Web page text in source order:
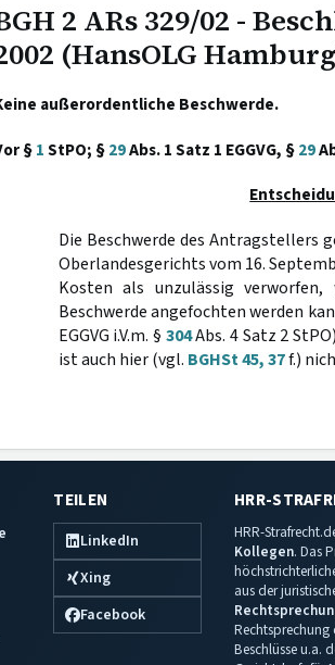
2 ARs 329/02 -
(HansOLG
außerordentliche Beschwerde.
§1StPO; §29Abs. 1 Satz 1 EGGVG, §29
Die Beschwerde des Antragstellers
Oberlandesgerichts vom 16.
Kosten als unzulässig
Beschwerde angefochten werden
EGGVG i.V.m. § 304Abs. 4 Satz 2
ist auch hier (vgl. BGHSt 45, 37f.)
TEILEN
LinkedIn
Xing
Facebook
HRR-
HRR-
Kollegen. Das
aus der
Rechtsprechung
Beschlüsse u.a.